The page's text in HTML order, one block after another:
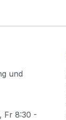
und
Fr 8:30 -